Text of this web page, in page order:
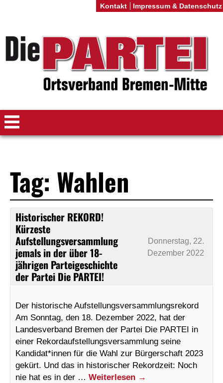
Tag: Wahlen
Historischer REKORD!
Kürzeste
Aufstellungsversammlung
jemals in der über 18-
jährigen Parteigeschichte
der Partei Die PARTEI!
Donnerstag, 22.
Dezember 2022
Der historische Aufstellungsversammlungsrekord
Am Sonntag, den 18. Dezember 2022, hat der
Landesverband Bremen der Partei Die PARTEI in
einer Rekordaufstellungsversammlung seine
Kandidat*innen für die Wahl zur Bürgerschaft 2023
gekürt. Und das in historischer Rekordzeit: Noch
nie hat es in der … Weiterlesen →
Kontakt Impressum & Datenschutz